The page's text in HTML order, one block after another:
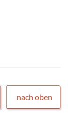
nach oben